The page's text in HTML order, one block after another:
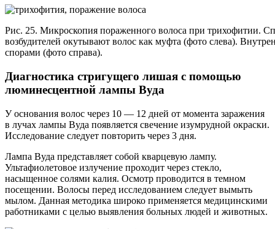
Рис. 25. Микроскопия пораженного волоса при трихофитии.
возбудителей окутывают волос как муфта (фото слева).
спорами (фото справа).
Диагностика стригущего лишая с помощью
люминесцентной лампы Вуда
У основания волос через 10 — 12 дней от момента заражения
в лучах лампы Вуда появляется свечение изумрудной окраски.
Исследование следует повторить через 3 дня.
Лампа Вуда представляет собой кварцевую лампу.
Ультафиолетовое излучение проходит через стекло,
насыщенное солями калия. Осмотр проводится в темном
посещении. Волосы перед исследованием следует вымыть
мылом. Данная методика широко применяется медицинскими
работниками с целью выявления больных людей и животных.